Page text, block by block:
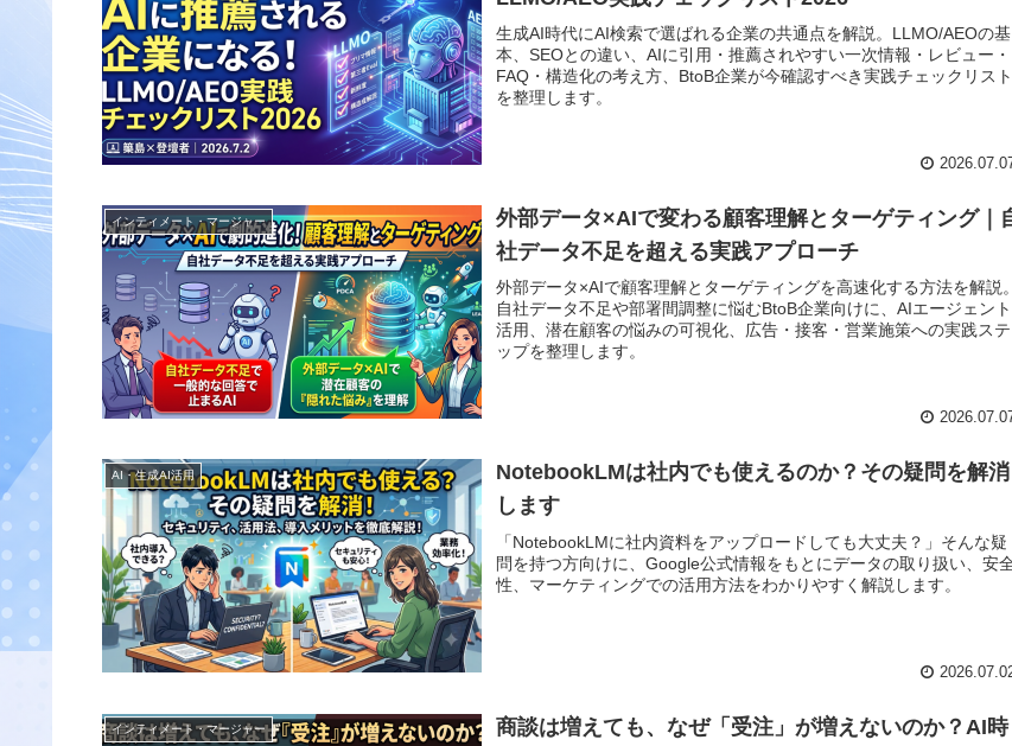
生成AI時代にAI検索で選ばれる企業の共通点を解説。LLMO/AEOの基
本、SEOとの違い、AIに引用・推薦されやすい一次情報・レビュー・
FAQ・構造化の考え方、BtoB企業が今確認すべき実践チェックリスト
を整理します。
インティメート・マージャー
外部データ×AIで変わる顧客理解とターゲティング｜
社データ不足を超える実践アプローチ
外部データ×AIで顧客理解とターゲティングを高速化する方法を解説。
自社データ不足や部署間調整に悩むBtoB企業向けに、AIエージェント
活用、潜在顧客の悩みの可視化、広告・接客・営業施策への実践ステ
ップを整理します。
AI・生成AI活用
NotebookLMは社内でも使えるのか？その疑問を解消
します
「NotebookLMに社内資料をアップロードしても大丈夫？」そんな疑
問を持つ方向けに、Google公式情報をもとにデータの取り扱い、安
性、マーケティングでの活用方法をわかりやすく解説します。
インティメート・マージャー
商談は増えても、なぜ「受注」が増えないのか？AI時